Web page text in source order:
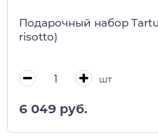
Подарочный набор
risotto)
шт
6 049 руб.